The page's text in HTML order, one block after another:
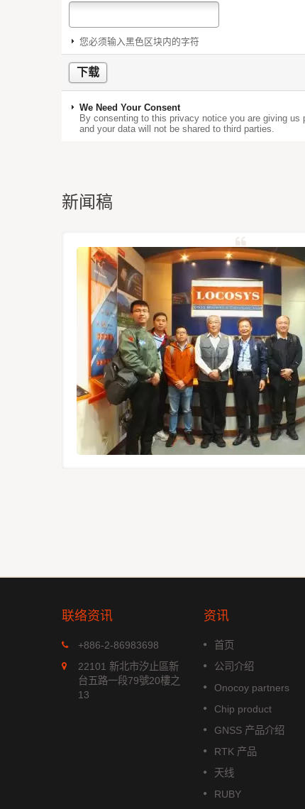
您必须输入黑色区块内的字符
We Need Your Consent
By consenting to this privacy notice you are giving
and your data will not be shared to third parties.
新闻稿
联络资讯
+886-2-86983698
22101 新北市汐止區新
台五路一段79號20樓之
13
资讯
首页
公司介绍
Onocoy partners
Chip product
GNSS 产品介绍
RTK 产品
天线
RUBY
MGS-1513-52Q
MGS-1513-52Q 是一款完整
立多频GNSS 智能天线模组，
含嵌入式贴片天线和基于
AG3352Q 平台的GNSS 接收